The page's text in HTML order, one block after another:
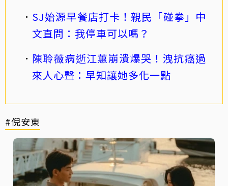
SJ始源早餐店打卡！親民「碰拳」中
文直問：我停車可以嗎？
陳聆薇病逝江蕙崩潰爆哭！洩抗癌過
來人心聲：早知讓她多化一點
#倪安東